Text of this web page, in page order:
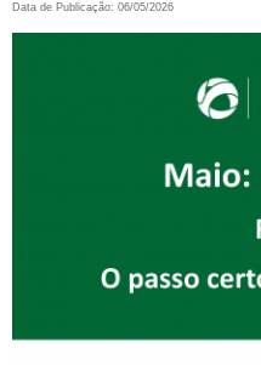
Data de Publicação: 06/05/2026